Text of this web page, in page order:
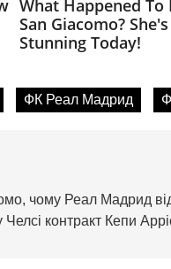
ФК Реал Мадрид
чому Реал Мадрид
Челсі контракт Кепи